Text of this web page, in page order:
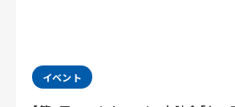
イベント